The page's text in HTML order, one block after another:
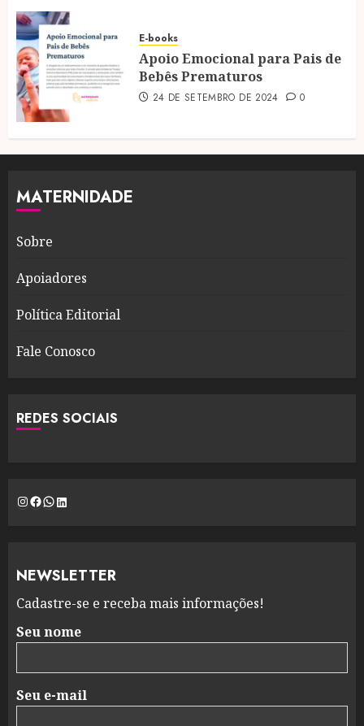
E-books
Apoio Emocional para Pais de
Bebês Prematuros
24 DE SETEMBRO DE 2024 0
MATERNIDADE
Sobre
Apoiadores
Política Editorial
Fale Conosco
REDES SOCIAIS
Instagram
Facebook
WhatsApp
LinkedIn
NEWSLETTER
Cadastre-se e receba mais informações!
Seu nome
Seu e-mail